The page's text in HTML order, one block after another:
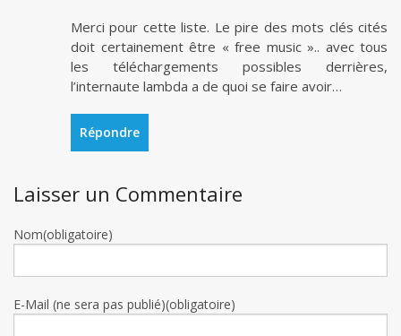
Merci pour cette liste. Le pire des mots clés cités
doit certainement être « free music ».. avec tous
les téléchargements possibles derrières,
l’internaute lambda a de quoi se faire avoir…
Répondre
Laisser un Commentaire
Nom(obligatoire)
E-Mail (ne sera pas publié)(obligatoire)